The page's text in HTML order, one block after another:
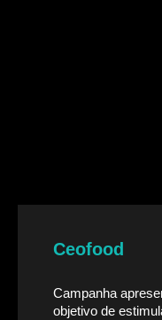
Ceofood
Campanha
objetivo de